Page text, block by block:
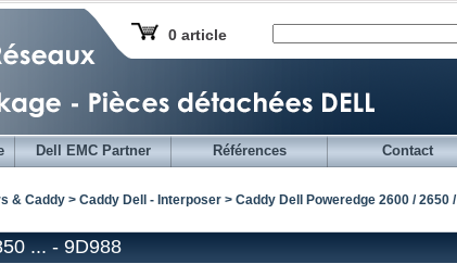
0 article
Dell EMC Partner Références Contact
& Caddy > Caddy Dell - Interposer > Caddy Dell Poweredge 2600 / 2650 /
... - 9D988